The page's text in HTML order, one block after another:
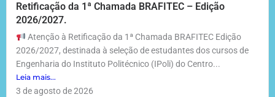
Retificação da 1ª Chamada BRAFITEC – Edição
2026/2027.
Atenção à Retificação da 1ª Chamada BRAFITEC Edição
2026/2027, destinada à seleção de estudantes dos cursos de
Engenharia do Instituto Politécnico (IPoli) do Centro...
Leia mais...
3 de agosto de 2026